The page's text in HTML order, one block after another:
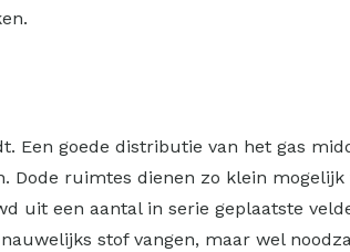
goede distributie van het gas
Dode ruimtes dienen zo klein
uit een aantal in serie geplaatste
stof vangen, maar wel